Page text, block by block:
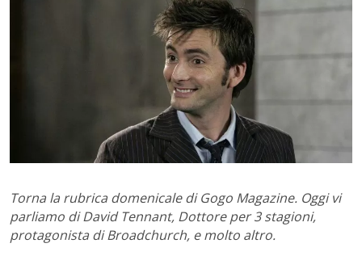
Torna la rubrica domenicale di Gogo Magazine. Oggi vi
parliamo di David Tennant, Dottore per 3 stagioni,
protagonista di Broadchurch, e molto altro.